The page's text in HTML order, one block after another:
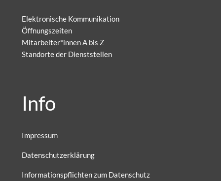
Elektronische Kommunikation
Öffnungszeiten
Mitarbeiter*innen A bis Z
Standorte der Dienststellen
Info
Impressum
Datenschutzerklärung
Informationspflichten zum Datenschutz